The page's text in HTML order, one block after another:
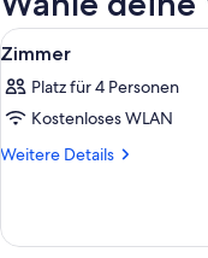
Alle
Fotos
für
Zimmer
anzeigen
28
Zimmer
Platz für 4 Personen
Kostenloses WLAN
Weitere Details
Weitere